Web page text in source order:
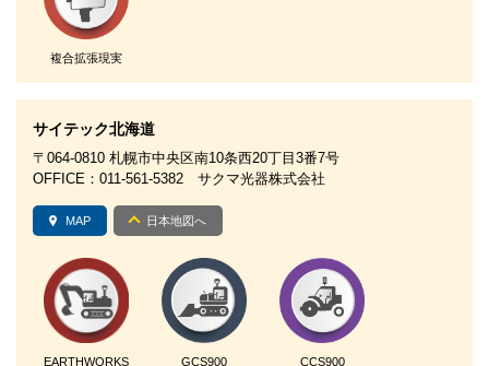
複合拡張現実
サイテック北海道
〒064-0810 札幌市中央区南10条西20丁目3番7号
OFFICE：011-561-5382 サクマ光器株式会社
MAP 日本地図へ
EARTHWORKS GCS900 CCS900